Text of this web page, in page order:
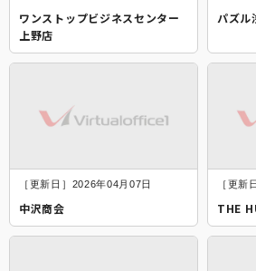
ワンストップビジネスセンター
上野店
パズル
［更新日］2026年04月07日
中沢商会
［更新
THE